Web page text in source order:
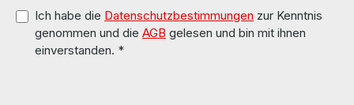
Ich habe die Datenschutzbestimmungen zur Kenntnis
genommen und die AGB gelesen und bin mit ihnen
einverstanden. *